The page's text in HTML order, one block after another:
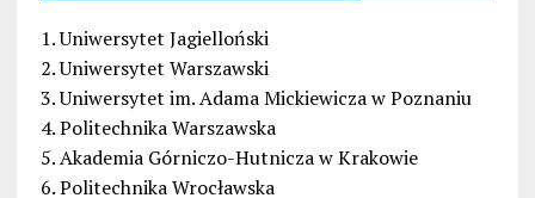
1. Uniwersytet Jagielloński
2. Uniwersytet Warszawski
3. Uniwersytet im. Adama Mickiewicza w Poznaniu
4. Politechnika Warszawska
5. Akademia Górniczo-Hutnicza w Krakowie
6. Politechnika Wrocławska